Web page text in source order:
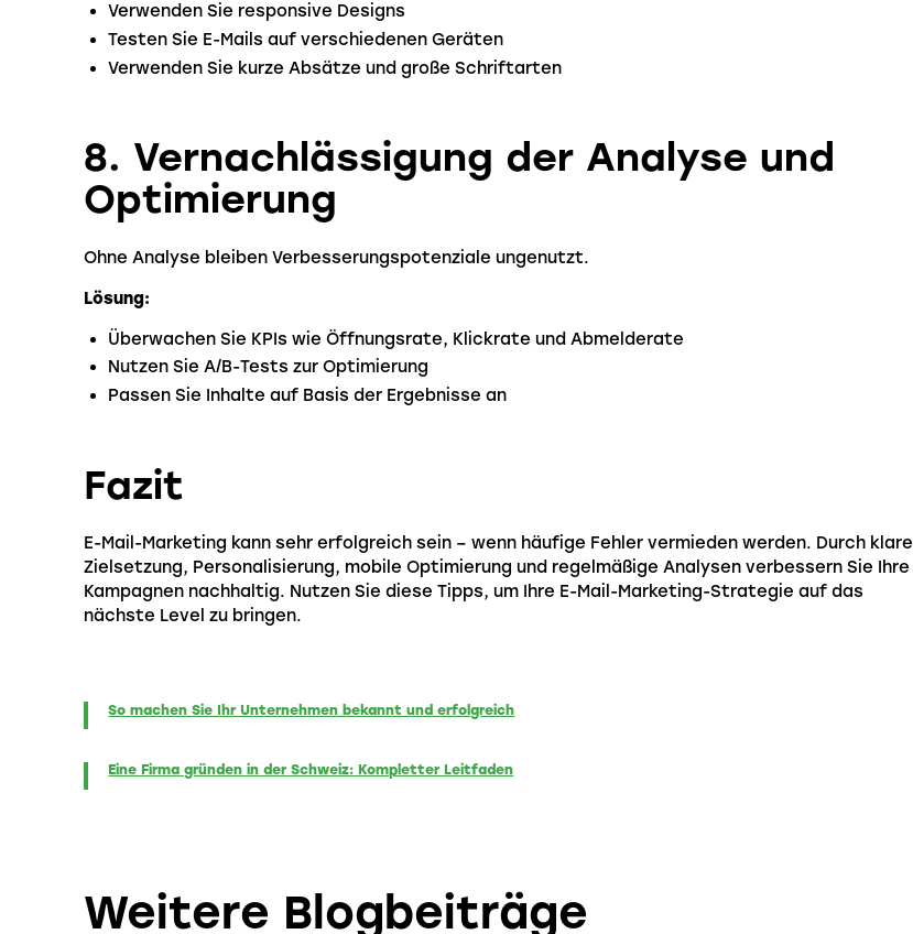
Verwenden Sie responsive Designs
Testen Sie E-Mails auf verschiedenen Geräten
Verwenden Sie kurze Absätze und große Schriftarten
8. Vernachlässigung der Analyse und
Optimierung
Ohne Analyse bleiben Verbesserungspotenziale ungenutzt.
Lösung:
Überwachen Sie KPIs wie Öffnungsrate, Klickrate und Abmelderate
Nutzen Sie A/B-Tests zur Optimierung
Passen Sie Inhalte auf Basis der Ergebnisse an
Fazit
E-Mail-Marketing kann sehr erfolgreich sein – wenn häufige Fehler vermieden werden. Durch klare
Zielsetzung, Personalisierung, mobile Optimierung und regelmäßige Analysen verbessern Sie Ihre
Kampagnen nachhaltig. Nutzen Sie diese Tipps, um Ihre E-Mail-Marketing-Strategie auf das
nächste Level zu bringen.
So machen Sie Ihr Unternehmen bekannt und erfolgreich
Eine Firma gründen in der Schweiz: Kompletter Leitfaden
Weitere Blogbeiträge